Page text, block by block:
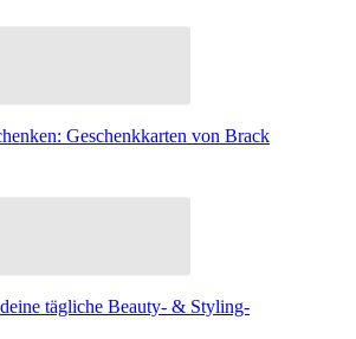
Geschenkkarten von Brack
tägliche Beauty- & Styling-